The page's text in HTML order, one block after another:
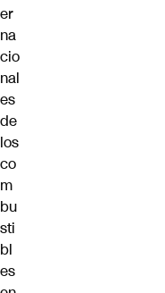
er
na
cio
nal
es
de
los
co
m
bu
sti
bl
es